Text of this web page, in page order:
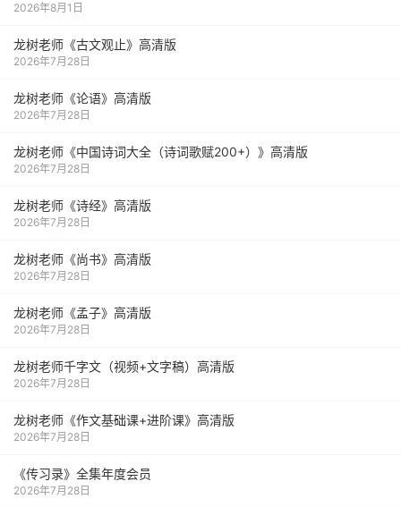
2026年8月1日
龙树老师《古文观止》高清版
2026年7月28日
龙树老师《论语》高清版
2026年7月28日
龙树老师《中国诗词大全（诗词歌赋200+）》高清版
2026年7月28日
龙树老师《诗经》高清版
2026年7月28日
龙树老师《尚书》高清版
2026年7月28日
龙树老师《孟子》高清版
2026年7月28日
龙树老师千字文（视频+文字稿）高清版
2026年7月28日
龙树老师《作文基础课+进阶课》高清版
2026年7月28日
《传习录》全集年度会员
2026年7月28日